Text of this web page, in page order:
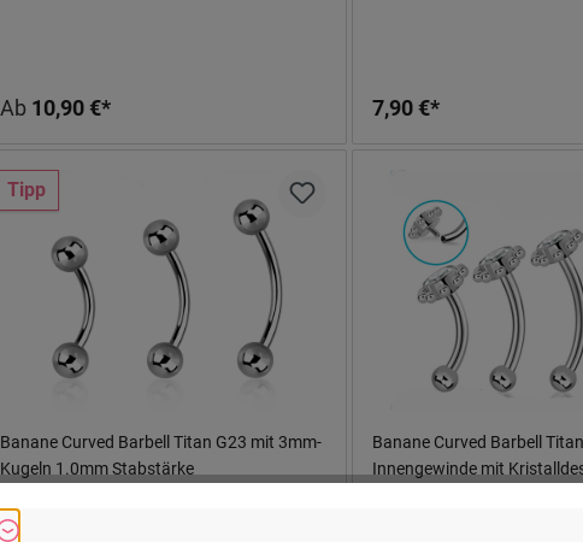
Ab 10,90 €* 7,90 €*
Tipp
Banane Curved Barbell Titan G23 mit 3mm-
Kugeln 1.0mm Stabstärke
Banane Curved Barbell
Innengewinde mit